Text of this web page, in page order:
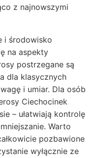
z najnowszymi
i środowisko
na aspekty
postrzegane są
dla klasycznych
i umiar. Dla osób
Ciechocinek
– ułatwiają kontrolę
Warto
pozbawione
wyłącznie ze